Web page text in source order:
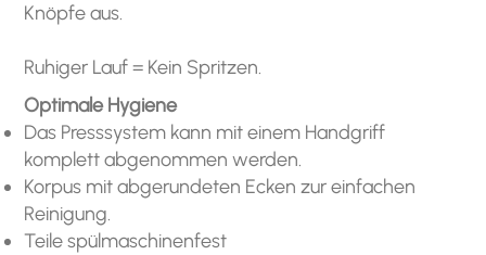
Knöpfe aus.
Ruhiger Lauf = Kein Spritzen.
Optimale Hygiene
Das Presssystem kann mit einem Handgriff
komplett abgenommen werden.
Korpus mit abgerundeten Ecken zur einfachen
Reinigung.
Teile spülmaschinenfest